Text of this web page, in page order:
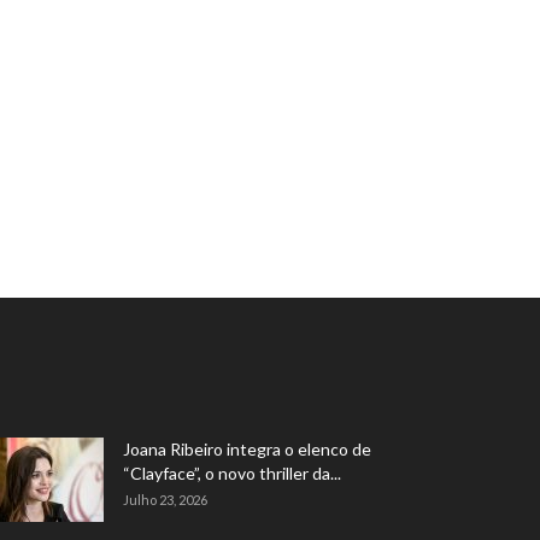
Joana Ribeiro integra o elenco de
“Clayface”, o novo thriller da...
Julho 23, 2026